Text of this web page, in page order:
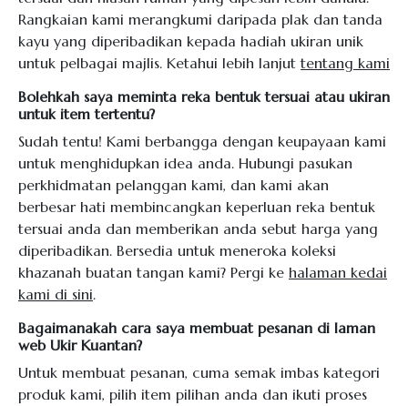
Rangkaian kami merangkumi daripada plak dan tanda
kayu yang diperibadikan kepada hadiah ukiran unik
untuk pelbagai majlis. Ketahui lebih lanjuttentang kami
Bolehkah saya meminta reka bentuk tersuai atau ukiran
untuk item tertentu?
Sudah tentu! Kami berbangga dengan keupayaan kami
untuk menghidupkan idea anda. Hubungi pasukan
perkhidmatan pelanggan kami, dan kami akan
berbesar hati membincangkan keperluan reka bentuk
tersuai anda dan memberikan anda sebut harga yang
diperibadikan. Bersedia untuk meneroka koleksi
khazanah buatan tangan kami? Pergi ke halaman kedai
kami di sini.
Bagaimanakah cara saya membuat pesanan di laman
web Ukir Kuantan?
Untuk membuat pesanan, cuma semak imbas kategori
produk kami, pilih item pilihan anda dan ikuti proses